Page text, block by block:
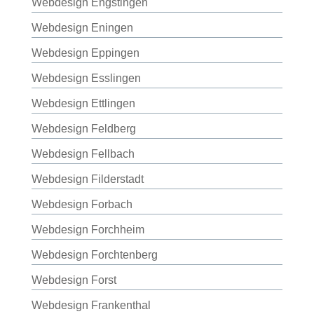
Webdesign Engstingen
Webdesign Eningen
Webdesign Eppingen
Webdesign Esslingen
Webdesign Ettlingen
Webdesign Feldberg
Webdesign Fellbach
Webdesign Filderstadt
Webdesign Forbach
Webdesign Forchheim
Webdesign Forchtenberg
Webdesign Forst
Webdesign Frankenthal